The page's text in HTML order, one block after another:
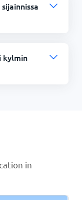
kylmin
in